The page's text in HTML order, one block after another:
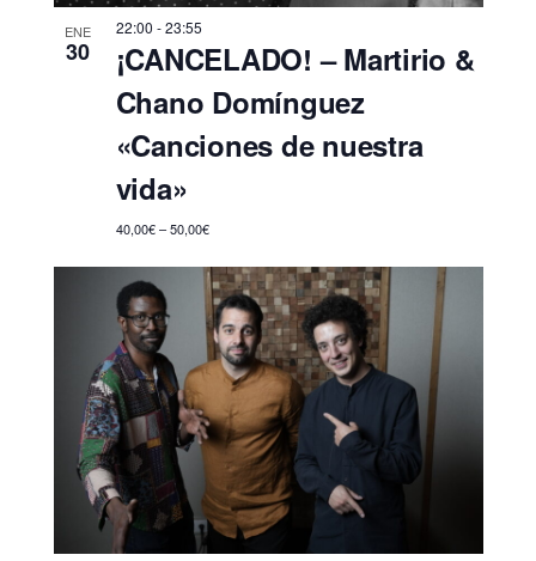
s
t
s
E
n
t
o
s
ENE
30
22:00 -23:55
¡CANCELADO! – Martirio &
Chano Domínguez
«Canciones de nuestra
vida»
40,00€ – 50,00€